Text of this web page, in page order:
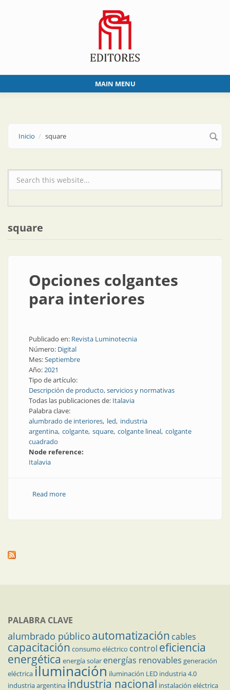
MAIN MENU
Inicio square
Formulario de búsqueda
square
Opciones colgantes
para interiores
Publicado en: Revista Luminotecnia
Número: Digital
Mes:Septiembre
Año:2021
Tipo de artículo:
Descripción de producto, servicios y normativas
Todas las publicaciones de: Italavia
Palabra clave:
alumbrado de interiores led industria
argentina colgante square colgante lineal colgante
cuadrado
Node reference:
Italavia
Read moreabout Opciones colgantes para interiores
PALABRA CLAVE
alumbrado público automatización cables
capacitación consumo eléctrico control eficiencia
energética energía solar energías renovables generación
eléctricailuminación iluminación LED industria 4.0
industria argentina industria nacional instalación eléctrica